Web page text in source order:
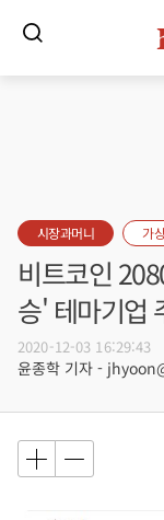
시장과머니 가
비트코인
승' 테마기업
2020-12-03 16:29:43
윤종학 기자 -